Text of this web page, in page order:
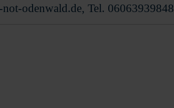
odenwald.de, Tel. 06063939848